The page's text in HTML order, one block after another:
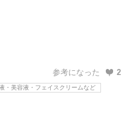
参考になった 2
・美容液・フェイスクリームなど